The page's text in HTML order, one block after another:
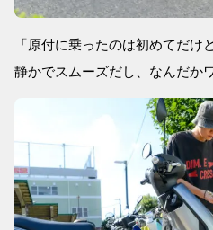
「原付に乗ったのは初めてだけ
静かでスムーズだし、なんだか